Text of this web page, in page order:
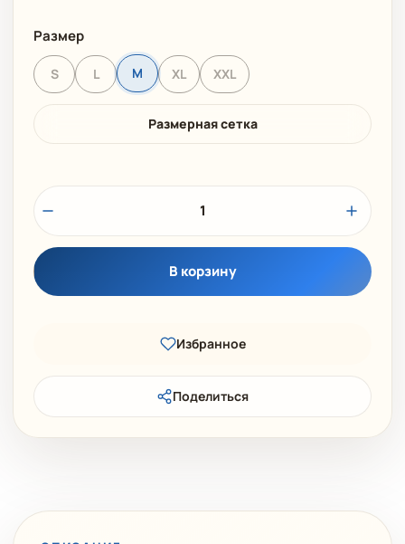
Размер
S L M XL XXL
Размерная сетка
1
В корзину
Избранное
Поделиться